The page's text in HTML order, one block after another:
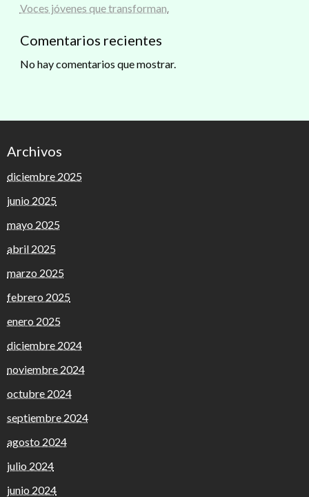
Voces jóvenes que transforman.
Comentarios recientes
No hay comentarios que mostrar.
Archivos
diciembre 2025
junio 2025
mayo 2025
abril 2025
marzo 2025
febrero 2025
enero 2025
diciembre 2024
noviembre 2024
octubre 2024
septiembre 2024
agosto 2024
julio 2024
junio 2024